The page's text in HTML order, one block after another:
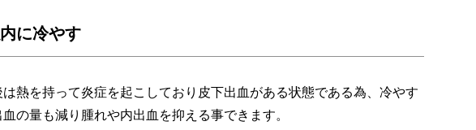
に冷やす
熱を持って炎症を起こしており皮下出血がある状態である為、冷やす
の量も減り腫れや内出血を抑える事できます。